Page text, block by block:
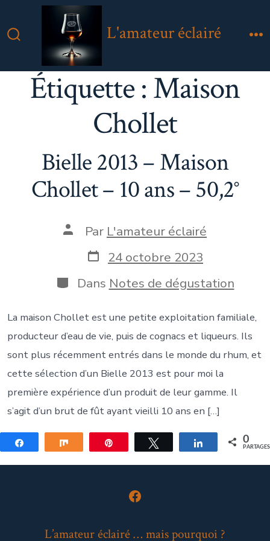
au
Bascule
Rechercher
L'amateur éclairé
Étiquette :Maison
Chollet
Bielle 2013 – Maison
Chollet – 10 ans – 50,2°
Auteur
publication
Par L'amateur éclairé
Date
de
publication
24 octobre 2023
Catégories
Dans Notes de dégustation
La maison Chollet est une petite exploitation familiale,
producteur d’eau de vie, puis de cognacs et liqueurs. Ils
sont plus récemment entrés dans le monde du rhum, et
cette sélection d’un Bielle 2013 est pour moi la
première expérience d’un produit de leur gamme. Il
s’agit d’un brut de fût ayant vieilli 10 ans en […]
Partagez Partagez Tweetez Partagez 0
PARTAGES
Open
L’amateur éclairé … mais pourquoi ?